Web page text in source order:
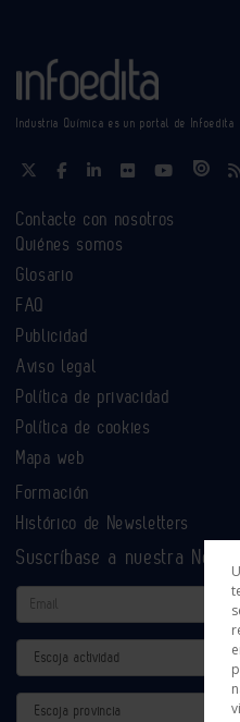
Industria Química es un portal de Infoedita
Contacte con nosotros
Quiénes somos
Glosario
FAQ
Publicidad
Aviso legal
Política de privacidad
Política de cookies
Mapa web
Formación
Histórico de Newsletters
Suscríbase a nuestra
Email
Actividad
Provincia